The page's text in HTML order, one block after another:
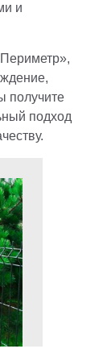
и
получите
подход